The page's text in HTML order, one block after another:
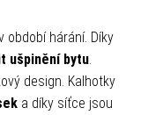
období hárání. Díky
ušpinění bytu
design. Kalhotky
a díky síťce jsou